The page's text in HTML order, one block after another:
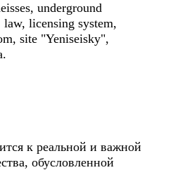
underground
licensing system,
site "Yeniseisky",
к реальной и важной
обусловленной